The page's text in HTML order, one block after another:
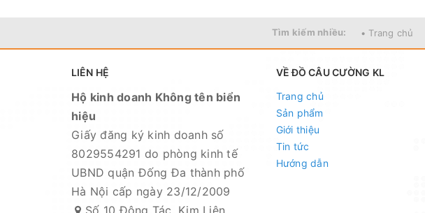
Tìm kiếm nhiều: • Trang chủ
LIÊN HỆ
Hộ kinh doanh Không tên biển
hiệu
Giấy đăng ký kinh doanh số
8029554291 do phòng kinh tế
UBND quận Đống Đa thành phố
Hà Nội cấp ngày 23/12/2009
Số 10 Đông Tác, Kim Liên,
VỀ ĐỒ CÂU CƯỜNG KL
Trang chủ
Sản phẩm
Giới thiệu
Tin tức
Hướng dẫn